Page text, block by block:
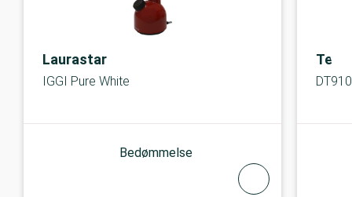
Laurastar
IGGI Pure White
Bedømmelse
Tefal